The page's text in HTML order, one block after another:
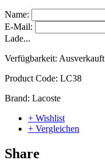
Name:
E-Mail:
Lade...
Verfügbarkeit: Ausverkauft
Product Code: LC38
Brand: Lacoste
+ Wishlist
+ Vergleichen
Share